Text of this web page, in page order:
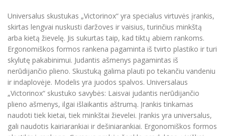
Universalus skustukas „Victorinox“ yra specialus virtuvės įrankis,
skirtas lengvai nuskusti daržoves ir vaisius, turinčius minkštą
arba kietą žievelę. Jis sukurtas taip, kad tiktų abiem rankoms.
Ergonomiškos formos rankena pagaminta iš tvirto plastiko ir turi
skylutę pakabinimui. Judantis ašmenys pagamintas iš
nerūdijančio plieno. Skustuką galima plauti po tekančiu vandeniu
ir indaplovėje. Modelis yra juodos spalvos. Universalaus
„Victorinox“ skustuko savybės: Laisvai judantis nerūdijančio
plieno ašmenys, ilgai išlaikantis aštrumą. Įrankis tinkamas
naudoti tiek kietai, tiek minkštai žievelei. Įrankis yra universalus,
gali naudotis kairiarankiai ir dešiniarankiai. Ergonomiškos formos